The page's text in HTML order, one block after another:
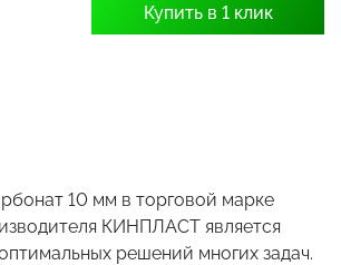
Купить в 1 клик
10 мм в торговой марке
КИНПЛАСТ является
решений многих задач.